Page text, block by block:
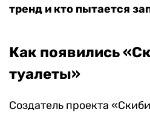
тренд и кто пытается
Как появились
туалеты»
Создатель проекта